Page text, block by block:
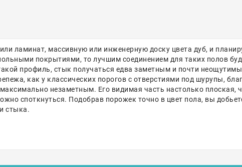
ламинат, массивную или инженерную доску цвета дуб, и
покрытиями, то лучшим соединением для таких полов
профиль, стык получаться едва заметным и почти
как у классических порогов с отверстиями под шурупы,
незаметным. Его видимая часть настолько плоская,
споткнуться. Подобрав порожек точно в цвет пола, вы
стыка.